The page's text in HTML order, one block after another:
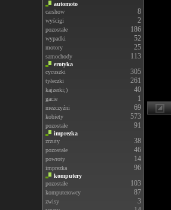
automoto
carshow
8
wyścigi 2
pozostałe 186
wypadki 52
motory 25
samochody 113
erotyka
cycuszki
305
tyłeczki 261
kajzerki;) 40
gacie 1
meżczyźni 69
kobiety 573
pozostałe 91
imprezka
zrzuty
38
pozostałe 46
powroty 14
imprezka 96
komputery
pozostałe
103
komputerowcy 87
zwisy 3